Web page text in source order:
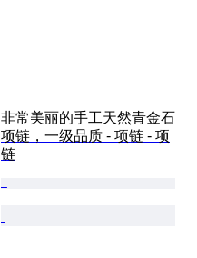
非常美丽的手工天然青金石
项链，一级品质 - 项链 - 项
链